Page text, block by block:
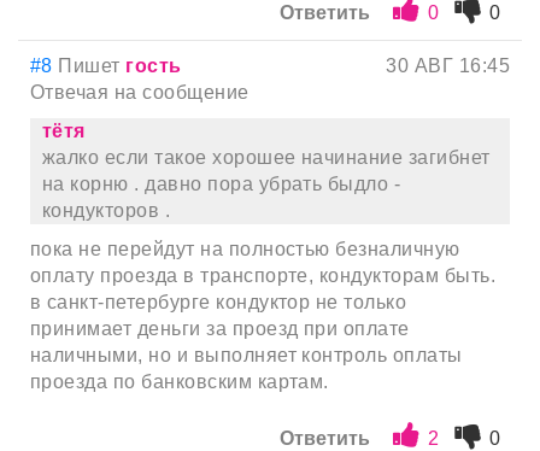
Ответить 0 0
#8 Пишет гость
30 АВГ 16:45
Отвечая на сообщение
тётя
жалко если такое хорошее начинание загибнет
на корню . давно пора убрать быдло -
кондукторов .
пока не перейдут на полностью безналичную
оплату проезда в транспорте, кондукторам быть.
в санкт-петербурге кондуктор не только
принимает деньги за проезд при оплате
наличными, но и выполняет контроль оплаты
проезда по банковским картам.
Ответить 2 0